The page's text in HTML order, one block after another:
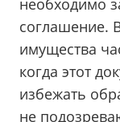
необходимо
соглашение.
имущества
когда этот
избежать
не